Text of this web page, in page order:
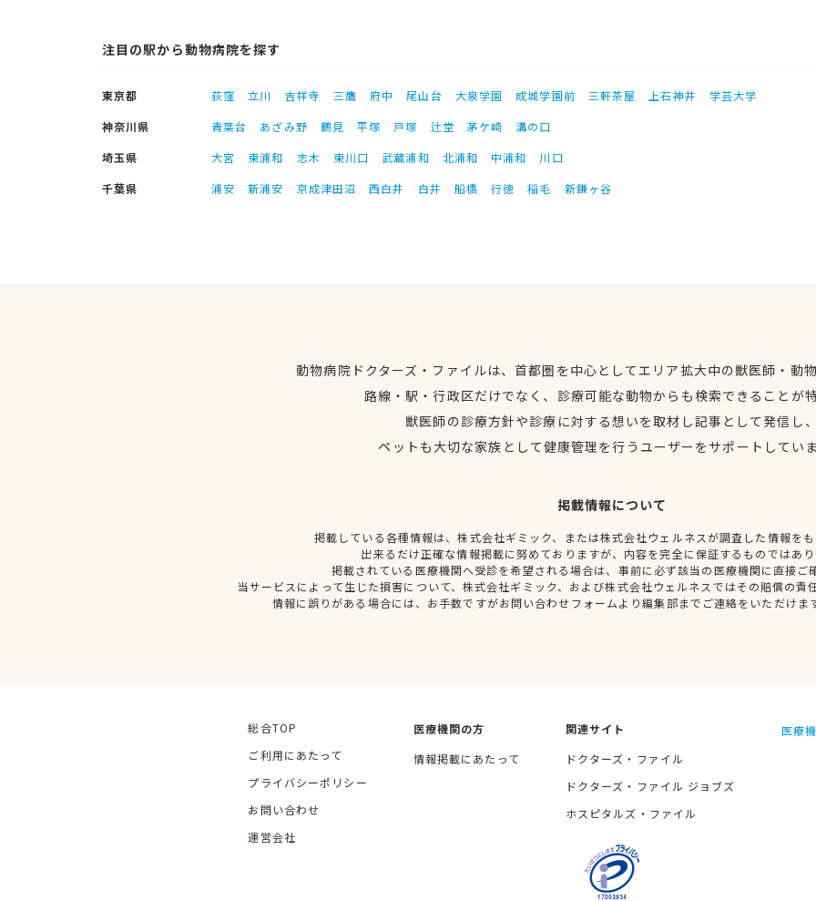
注目の駅から動物病院を探す
東京都 荻窪 立川 吉祥寺 三鷹 府中 尾山台 大泉学園 成城学園前 三軒茶屋 上石神井
学芸大学
神奈川県
青葉台 あざみ野 鶴見 平塚 戸塚 辻堂 茅ケ崎
溝の口
埼玉県
大宮 東浦和 志木 東川口 武蔵浦和 北浦和 中浦和
川口
千葉県
浦安 新浦安 京成津田沼 西白井 白井 船橋 行徳 稲毛 新鎌ヶ谷
動物病院ドクターズ・ファイルは、首都圏を中心としてエリア拡大中の獣医師・動
路線・駅・行政区だけでなく、診療可能な動物からも検索できることが
獣医師の診療方針や診療に対する想いを取材し記事として発信し
ペットも大切な家族として健康管理を行うユーザーをサポートしてい
掲載情報について
掲載している各種情報は、株式会社ギミック、または株式会社ウェルネスが調査した情報を
出来るだけ正確な情報掲載に努めておりますが、内容を完全に保証するものではあ
掲載されている医療機関へ受診を希望される場合は、事前に必ず該当の医療機関に直接ご
当サービスによって生じた損害について、株式会社ギミック、および株式会社ウェルネスではその賠償の責
情報に誤りがある場合には、お手数ですがお問い合わせフォームより編集部までご連絡をいただけま
総合TOP
ご利用にあたって
プライバシーポリシー
お問い合わせ
運営会社
医療機関の方
情報掲載にあたって
関連サイト
ドクターズ・ファイル
ドクターズ・ファイル ジョブズ
ホスピタルズ・ファイル
医療